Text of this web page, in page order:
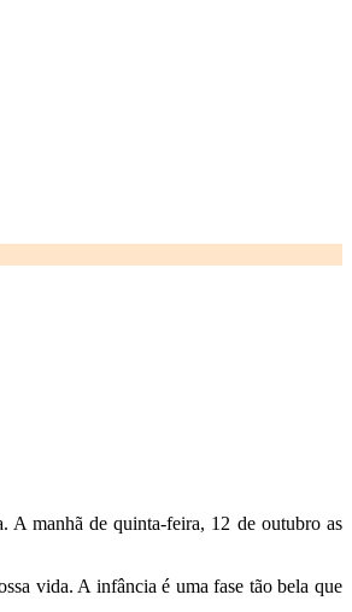
A manhã de quinta-feira, 12 de outubro as
vida. A infância é uma fase tão bela que